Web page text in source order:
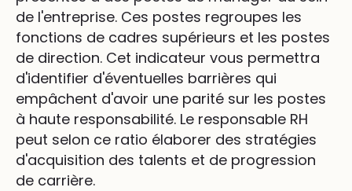
de l'entreprise. Ces postes regroupes les
fonctions de cadres supérieurs et les postes
de direction. Cet indicateur vous permettra
d'identifier d'éventuelles barrières qui
empâchent d'avoir une parité sur les postes
à haute responsabilité. Le responsable RH
peut selon ce ratio élaborer des stratégies
d'acquisition des talents et de progression
de carrière.